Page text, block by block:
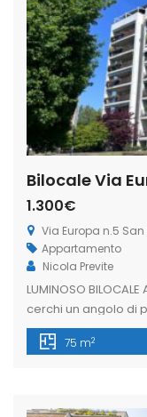
1.300€
Via Europa n.5
Appartamento
Nicola Previte
LUMINOSO BILOCALE
cerchi un angolo di
poli ENI, Unipol,
appartamento è la
che […]
75 m2